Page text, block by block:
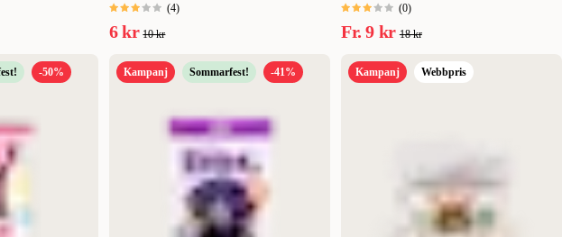
(4)
6 kr 10 kr
(0)
Fr. 9 kr 18 kr
-50% Kampanj Sommarfest! -41% Kampanj Webbpris